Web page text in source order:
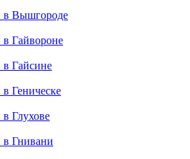
в Вышгороде
в Гайвороне
в Гайсине
Геническе
Глухове
в Гнивани